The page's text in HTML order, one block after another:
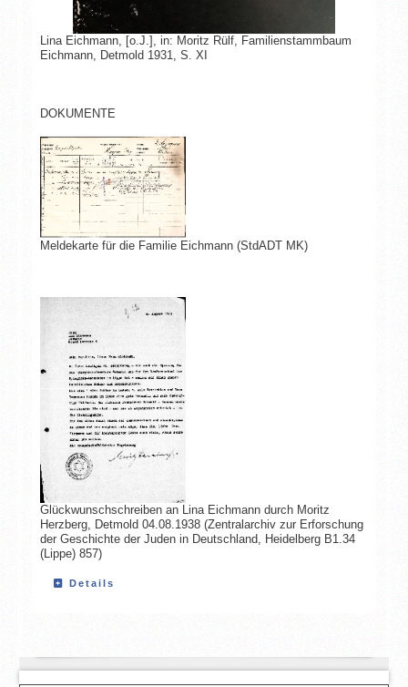
Lina Eichmann, [o.J.], in: Moritz Rülf, Familienstammbaum
Eichmann, Detmold 1931, S. XI
DOKUMENTE
Meldekarte für die Familie Eichmann (StdADT MK)
Glückwunschschreiben an Lina Eichmann durch Moritz
Herzberg, Detmold 04.08.1938 (Zentralarchiv zur Erforschung
der Geschichte der Juden in Deutschland, Heidelberg B1.34
(Lippe) 857)
Details